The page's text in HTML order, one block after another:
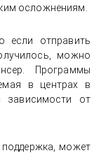
осложнениям.
если отправить
можно
Программы
в центрах в
зависимости от
поддержка, может